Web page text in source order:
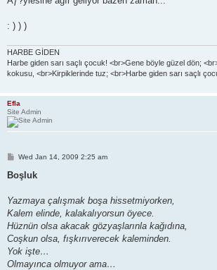
: ) ) )
HARBE GİDEN
Harbe giden sarı saçlı çocuk! <br>Gene böyle güzel dön;
kokusu, <br>Kirpiklerinde tuz; <br>Harbe giden sarı saçlı
Efla
Site Admin
P
s
Wed Jan 14, 2009 2:25 am
Boşluk
Yazmaya çalışmak boşa hissetmiyorken,
Kalem elinde, kalakalıyorsun öyece.
Hüznün olsa akacak gözyaşlarınla kağıdına,
Coşkun olsa, fışkırıverecek kaleminden.
Yok işte…
Olmayınca olmuyor ama…